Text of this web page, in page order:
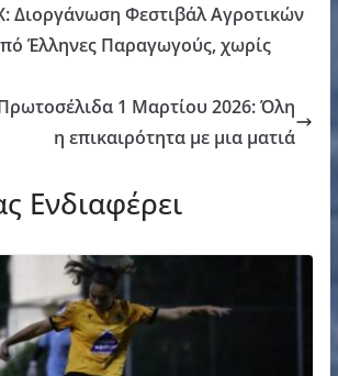
Διοργάνωση Φεστιβάλ Αγροτικών
Έλληνες Παραγωγούς, χωρίς
1 Μαρτίου 2026: Όλη
η επικαιρότητα με μια ματιά
Ενδιαφέρει